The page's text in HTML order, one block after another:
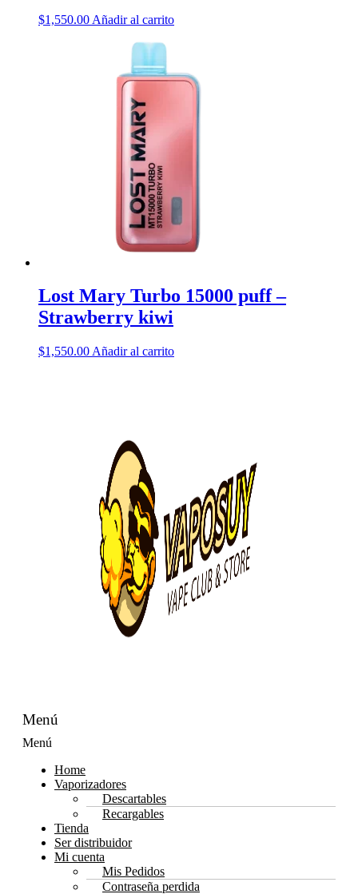
$1,550.00 Añadir al carrito
Lost Mary Turbo 15000 puff –
Strawberry kiwi
$1,550.00 Añadir al carrito
Menú
Menú
Home
Vaporizadores
Descartables
Recargables
Tienda
Ser distribuidor
Mi cuenta
Mis Pedidos
Contraseña perdida